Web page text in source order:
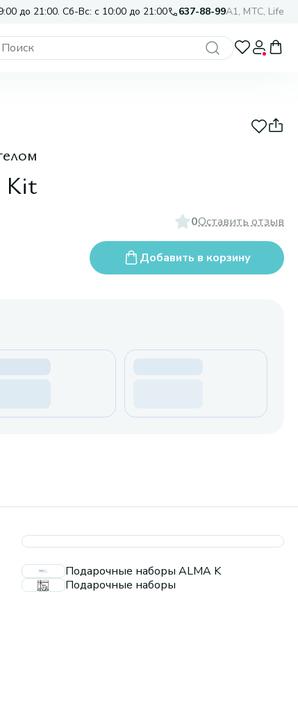
до 21:00. Сб-Вс: с 10:00 до 21:00 637-88-99A1, МТС, Life
Kit
0Оставить отзыв
Добавить в корзину
Подарочные наборы ALMA K
Подарочные наборы